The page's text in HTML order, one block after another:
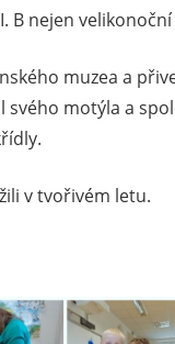
B nejen
muzea a
motýla a
v tvořivém letu.